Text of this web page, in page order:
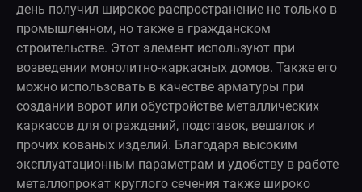
день получил широкое распространение не только в
промышленном, но также в гражданском
строительстве. Этот элемент используют при
возведении монолитно-каркасных домов. Также его
можно использовать в качестве арматуры при
создании ворот или обустройстве металлических
каркасов для ограждений, подставок, вешалок и
прочих кованых изделий. Благодаря высоким
эксплуатационным параметрам и удобству в работе
металлопрокат круглого сечения также широко